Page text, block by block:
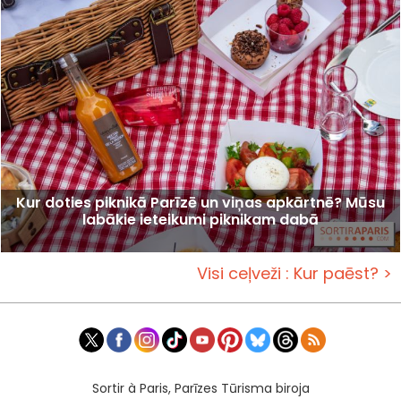
Kur doties piknikā Parīzē un viņas apkārtnē? Mūsu
labākie ieteikumi piknikam dabā
Visi ceļveži : Kur paēst? >
Sortir à Paris, Parīzes Tūrisma biroja